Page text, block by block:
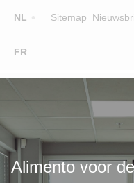
NL
FR
Sitemap
Main
navigation
WIE ZIJN WE
TEAM
ZOEK
Alimento voor